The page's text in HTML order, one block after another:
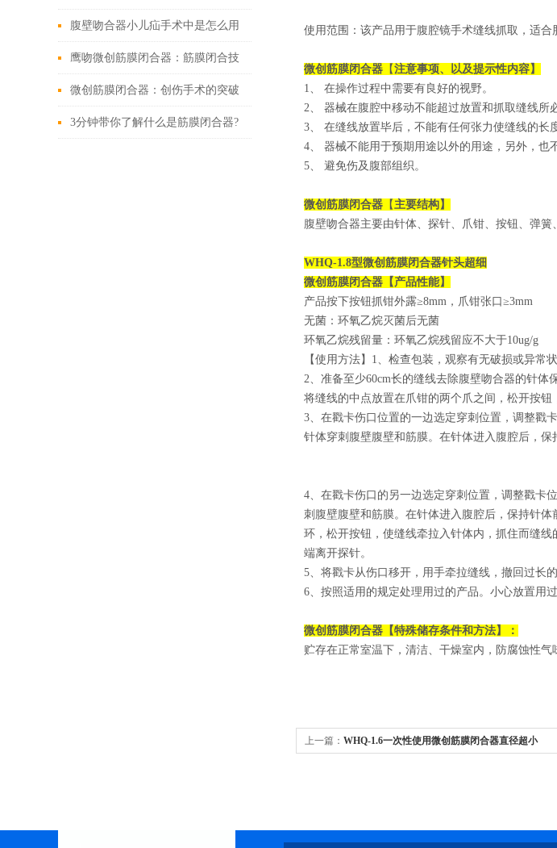
绍
腹壁吻合器小儿疝手术中是怎么用
的
鹰吻微创筋膜闭合器：筋膜闭合技
术大突破
微创筋膜闭合器：创伤手术的突破
性进展
3分钟带你了解什么是筋膜闭合器?
使用范围：该产品用于腹腔镜手术缝线抓取，适
微创筋膜闭合器 【注意事项、 以及提示性内容】
1、 在操作过程中需要有良好的视野。
2、 器械在腹腔中移动不能超过放置和抓取缝线所
3、 在缝线放置毕后，不能有任何张力使缝线的长
4、 器械不能用于预期用途以外的用途，另外，也
5、 避免伤及腹部组织。
微创筋膜闭合器 【主要结构】
腹壁吻合器主要由针体、探针、爪钳、按钮、弹簧
WHQ-1.8型微创筋膜闭合器针头超细
微创筋膜闭合器 【产品性能】
产品按下按钮抓钳外露≥8mm，爪钳张口≥3mm
无菌：环氧乙烷灭菌后无菌
环氧乙烷残留量：环氧乙烷残留应不大于10ug/g
【使用方法】1、检查包装，观察有无破损或异常
2、准备至少60cm长的缝线去除腹壁吻合器的针体
将缝线的中点放置在爪钳的两个爪之间，松开按
3、在戳卡伤口位置的一边选定穿刺位置，调整戳
针体穿刺腹壁腹壁和筋膜。在针体进入腹腔后，
4、在戳卡伤口的另一边选定穿刺位置，调整戳卡
刺腹壁腹壁和筋膜。在针体进入腹腔后，保持针
环，松开按钮，使缝线牵拉入针体内，抓住而缝
端离开探针。
5、将戳卡从伤口移开，用手牵拉缝线，撤回过长
6、按照适用的规定处理用过的产品。小心放置用
微创筋膜闭合器 【特殊储存条件和方法】：
贮存在正常室温下，清洁、干燥室内，防腐蚀性气
上一篇： WHQ-1.6一次性使用微创筋膜闭合器直径超小